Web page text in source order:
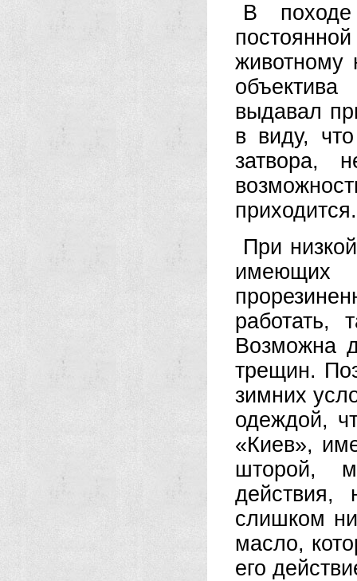
В
животному
выдавал
в виду,
затвора,
приходится.
При
имеющих
работать,
Возможна
трещин.
зимних
одеждой,
«Киев»,
шторой,
слишком
масло,
его